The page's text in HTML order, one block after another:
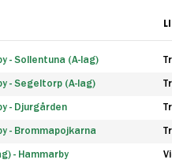
- Sollentuna (A-lag)
- Segeltorp (A-lag)
- Djurgården
- Brommapojkarna
- Hammarby